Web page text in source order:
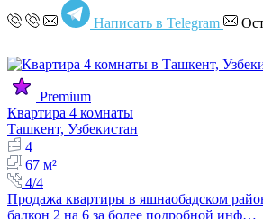
Написать в Telegram
Premium
Квартира 4 комнаты
Ташкент, Узбекистан
4
67 м²
4/4
Продажа квартиры в яшнаобадском
балкон 2 на 6 за более подробной инф…